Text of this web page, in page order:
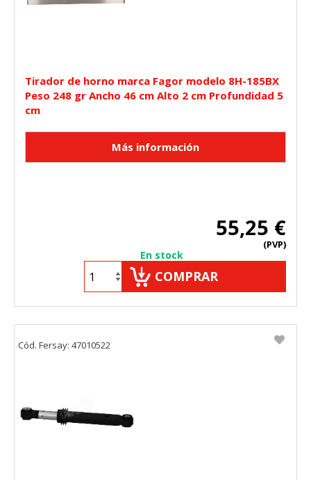
Tirador de horno marca Fagor modelo 8H-185BX
Peso 248 gr Ancho 46 cm Alto 2 cm Profundidad 5
cm
55,25 €
(PVP)
En stock
COMPRAR
Cód. Fersay: 47010522